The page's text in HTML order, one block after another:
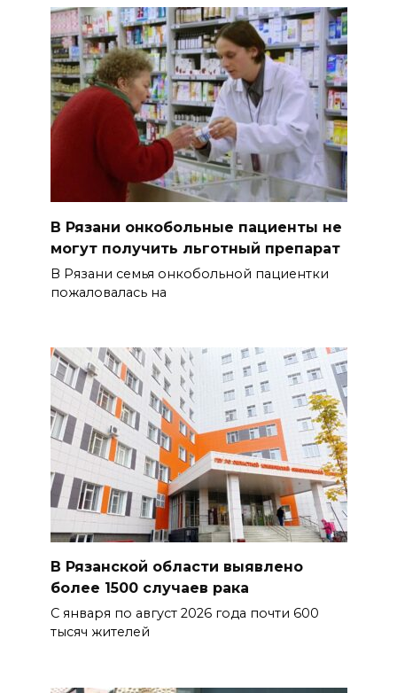
В Рязани онкобольные пациенты не
могут получить льготный препарат
В Рязани семья онкобольной пациентки
пожаловалась на
В Рязанской области выявлено
более 1500 случаев рака
С января по август 2026 года почти 600
тысяч жителей